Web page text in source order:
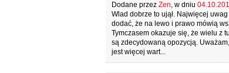
Dodane przez Zen, w dniu
Wlad dobrze to ujął. Najwięcej
dodać, że na lewo i prawo mówią
Tymczasem okazuje się, że wielu z
są zdecydowaną opozycją.
jest więcej wart...